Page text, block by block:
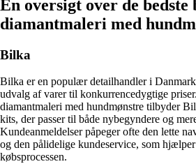
En oversigt over de
diamantmaleri med
Bilka
Bilka er en populær detailhandler i
udvalg af varer til konkurrencedygtige
diamantmaleri med hundmønstre tilbyder
kits, der passer til både nybegyndere og
Kundeanmeldelser påpeger ofte den lette
og den pålidelige kundeservice, som
købsprocessen.